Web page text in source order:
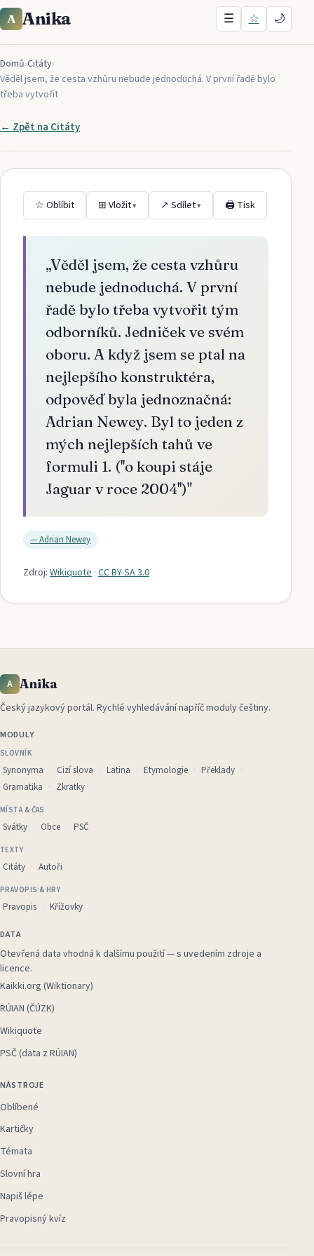
A Anika ☰ ☆ 🌙
Domů›Citáty›
Věděl jsem, že cesta vzhůru nebude jednoduchá. V první řadě bylo
třeba vytvořit
← Zpět na Citáty
☆ Oblíbit ⊞ Vložit▾ ↗ Sdílet▾ 🖨 Tisk
„Věděl jsem, že cesta vzhůru
nebude jednoduchá. V první
řadě bylo třeba vytvořit tým
odborníků. Jedniček ve svém
oboru. A když jsem se ptal na
nejlepšího konstruktéra,
odpověď byla jednoznačná:
Adrian Newey. Byl to jeden z
mých nejlepších tahů ve
formuli 1. (''o koupi stáje
Jaguar v roce 2004'')"
—Adrian Newey
Zdroj: Wikiquote · CC BY-SA 3.0
A Anika
Český jazykový portál. Rychlé vyhledávání napříč moduly češtiny.
MODULY
SLOVNÍK
Synonyma Cizí slova Latina Etymologie
Překlady
Gramatika
Zkratky
MÍSTA & ČAS
Svátky Obce PSČ
TEXTY
Citáty Autoři
PRAVOPIS & HRY
Pravopis Křížovky
DATA
Otevřená data vhodná k dalšímu použití — s uvedením zdroje a
licence.
Kaikki.org (Wiktionary)
RÚIAN (ČÚZK)
Wikiquote
PSČ (data z RÚIAN)
NÁSTROJE
Oblíbené
Kartičky
Témata
Slovní hra
Napiš lépe
Pravopisný kvíz